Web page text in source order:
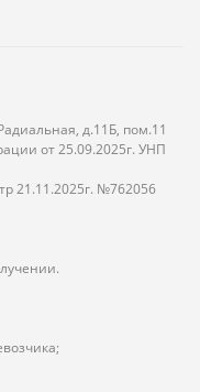
д.11Б, пом.11
от 25.09.2025г. УНП
21.11.2025г. №762056